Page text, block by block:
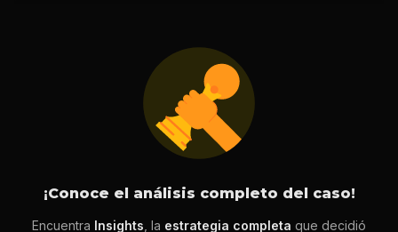
¡Conoce el análisis completo del caso!
Encuentra Insights , la estrategia completa que decidió